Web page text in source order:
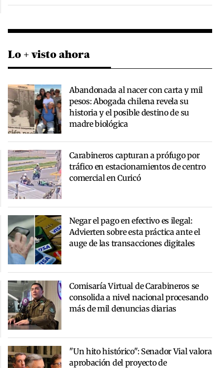
Lo + visto ahora
Abandonada al nacer con carta y mil
pesos: Abogada chilena revela su
historia y el posible destino de su
madre biológica
Carabineros capturan a prófugo por
tráfico en estacionamientos de centro
comercial en Curicó
Negar el pago en efectivo es ilegal:
Advierten sobre esta práctica ante el
auge de las transacciones digitales
Comisaría Virtual de Carabineros se
consolida a nivel nacional procesando
más de mil denuncias diarias
"Un hito histórico": Senador Vial valora
aprobación del proyecto de